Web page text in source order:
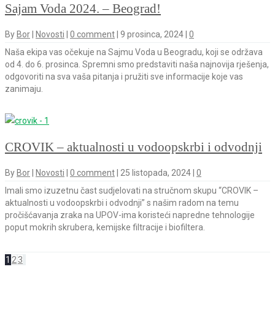
Sajam Voda 2024. – Beograd!
By Bor Novosti 0 comment 9 prosinca, 2024 0
Naša ekipa vas očekuje na Sajmu Voda u Beogradu, koji se održava
od 4. do 6. prosinca. Spremni smo predstaviti naša najnovija rješenja,
odgovoriti na sva vaša pitanja i pružiti sve informacije koje vas
zanimaju.
CROVIK – aktualnosti u vodoopskrbi i odvodnji
By Bor Novosti 0 comment 25 listopada, 2024 0
Imali smo izuzetnu čast sudjelovati na stručnom skupu “CROVIK –
aktualnosti u vodoopskrbi i odvodnji” s našim radom na temu
pročišćavanja zraka na UPOV-ima koristeći napredne tehnologije
poput mokrih skrubera, kemijske filtracije i biofiltera.
1 2 3